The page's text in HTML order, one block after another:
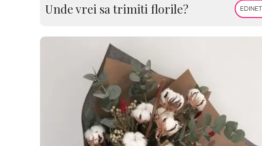
Unde vrei sa trimiti florile?